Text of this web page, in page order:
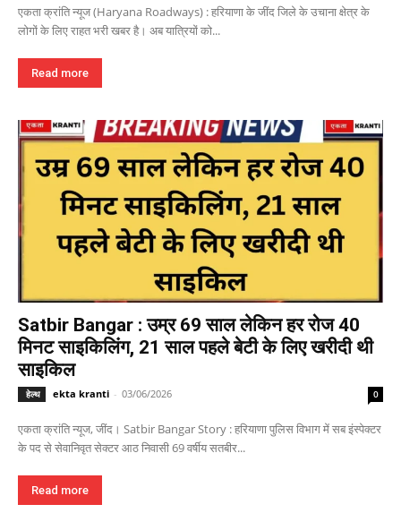
एकता क्रांति न्यूज (Haryana Roadways) : हरियाणा के जींद जिले के उचाना क्षेत्र के
लोगों के लिए राहत भरी खबर है। अब यात्रियों को...
Read more
Satbir Bangar : उम्र 69 साल लेकिन हर रोज 40
मिनट साइकिलिंग, 21 साल पहले बेटी के लिए खरीदी थी
साइकिल
हेल्थ ekta kranti - 03/06/2026 0
एकता क्रांति न्यूज, जींद। Satbir Bangar Story : हरियाणा पुलिस विभाग में सब इंस्पेक्टर
के पद से सेवानिवृत सेक्टर आठ निवासी 69 वर्षीय सतबीर...
Read more